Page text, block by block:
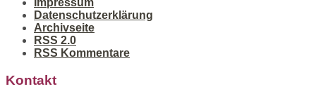
Impressum
Datenschutzerklärung
Archivseite
RSS 2.0
RSS Kommentare
Kontakt